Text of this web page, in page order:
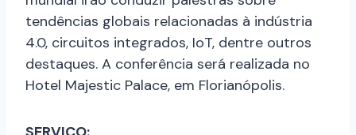
tendências globais relacionadas à indústria
4.0, circuitos integrados, IoT, dentre outros
destaques. A conferência será realizada no
Hotel Majestic Palace, em Florianópolis.